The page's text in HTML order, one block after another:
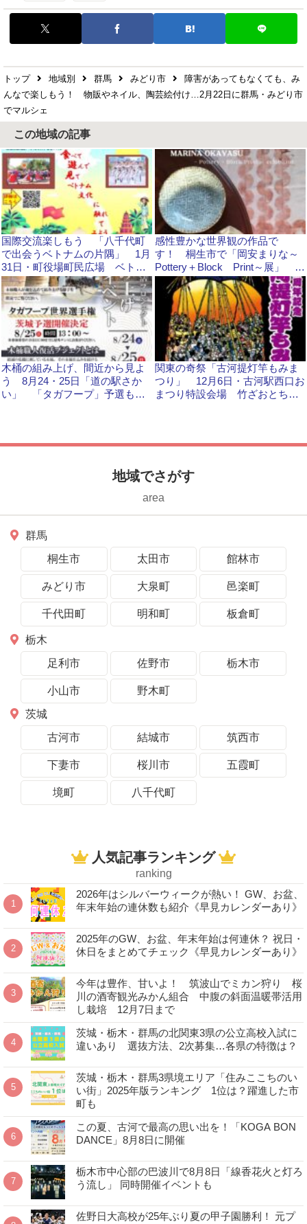
トップ 地域別 群馬 みどり市
障害があってもなくても、み
んなで楽しもう！ 物販やネイル、陶芸絵付け…2月22日に群馬・みどり市
でマルシェ
この地域の記事
国際交流楽しもう 「八千代町
で出会うベトナムの片隅」 1月
31日・町役場町民広場 ベトナ
ムのグルメや民族舞踊
感性豊かな世界観の作品で
す！ 桐生市で「岡安まりな～
Pottery＋Block Print～展」
12月6日～21日まで
木桶の組み上げ、間近から見よ
う 8月24・25日「道の駅さか
い」 「タガフープ」予選も開
関東の奇祭「古河提灯竿もみま
つり」 12月6日・古河駅西口お
まつり特設会場 竹ざおとちょ
地域でさがす
area
群馬
桐生市
太田市 館林市
みどり市 大泉町 邑楽町
千代田町 明和町 板倉町
栃木
足利市
佐野市 栃木市
小山市
野木町
茨城
古河市
結城市 筑西市
下妻市 桜川市 五霞町
境町 八千代町
人気記事ランキング
ranking
2026年はシルバーウィークが熱い！ GW、お盆、
年末年始の連休数も紹介《早見カレンダーあり》
2025年のGW、お盆、年末年始は何連休？ 祝日・
休日をまとめてチェック《早見カレンダーあり》
今年は豊作、甘いよ！ 筑波山でミカン狩り 桜
川の酒寄観光みかん組合 中腹の斜面温暖帯活用
し栽培 12月7日まで
茨城・栃木・群馬の北関東3県の公立高校入試に
違いあり 選抜方法、2次募集…各県の特徴は？
茨城・栃木・群馬3県境エリア「住みここちのい
い街」2025年版ランキング 1位は？躍進した市
町も
この夏、古河で最高の思い出を！「KOGA BON
DANCE」8月8日に開催
栃木市中心部の巴波川で8月8日「線香花火と灯ろ
う流し」 同時開催イベントも
佐野日大高校が25年ぶり夏の甲子園勝利！ 元プ